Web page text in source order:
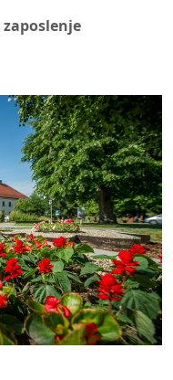
zaposlenje